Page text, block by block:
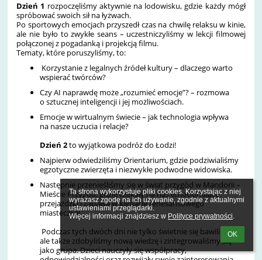
Ta strona wykorzystuje pliki cookies. Korzystając z niej
wyrażasz zgodę na ich używanie, zgodnie z aktualnymi
ustawieniami przeglądarki.
Więcej informacji znajdziesz w Polityce prywatności.
OK
Dzień 1 rozpoczęliśmy aktywnie na lodowisku, gdzie każdy mógł
spróbować swoich sił na łyżwach.
Po sportowych emocjach przyszedł czas na chwilę relaksu w kinie,
ale nie było to zwykłe seans – uczestniczyliśmy w lekcji filmowej
połączonej z pogadanką i projekcją filmu.
Tematy, które poruszyliśmy, to:
Korzystanie z legalnych źródeł kultury – dlaczego warto
wspierać twórców?
Czy AI naprawdę może „rozumieć emocje”? – rozmowa
o sztucznej inteligencji i jej możliwościach.
Emocje w wirtualnym świecie – jak technologia wpływa
na nasze uczucia i relacje?
Dzień 2to wyjątkowa podróż do Łodzi!
Najpierw odwiedziliśmy Orientarium, gdzie podziwialiśmy
egzotyczne zwierzęta i niezwykłe podwodne widowiska.
Następnie przenieśliśmy się w świat przygód w Mandorii –
Mieście Przygód, gdzie czekały na nas emocjonujące
przejażdżki i zabawa w klimacie renesansowego
miasteczka!
Podczas tych dwóch dni nie tylko świetnie się bawiliśmy,
ale także zdobyliśmy nową wiedzę i zintegrowaliśmy się
jako grupa. Dzieci nauczyły się współpracy,